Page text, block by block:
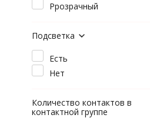
Ррозрачный
Подсветка
Есть
Нет
Количество контактов в
контактной группе